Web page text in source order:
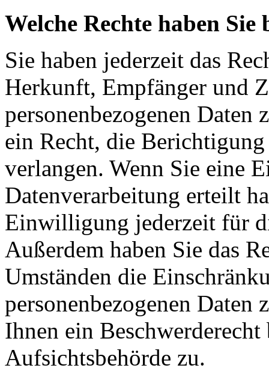
Welche Rechte haben
Sie haben jederzeit das
Herkunft, Empfänger und
personenbezogenen Daten
ein Recht, die
verlangen. Wenn Sie eine
Datenverarbeitung erteilt
Einwilligung jederzeit für
Außerdem haben Sie das
Umständen die
personenbezogenen Daten
Ihnen ein
Aufsichtsbehörde zu.